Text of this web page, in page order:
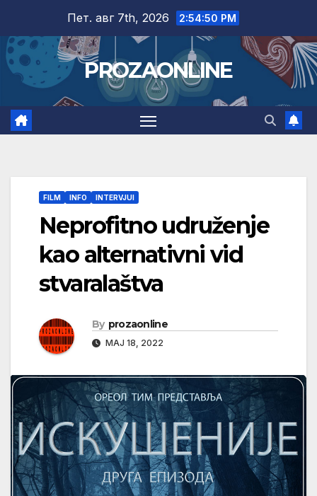
content
Пет. авг 7th, 2026 2:54:51 PM
PROZAONLINE
FILM INFO INTERVJUI
Neprofitno udruženje
kao alternativni vid
stvaralaštva
By prozaonline
МАЈ 18, 2022